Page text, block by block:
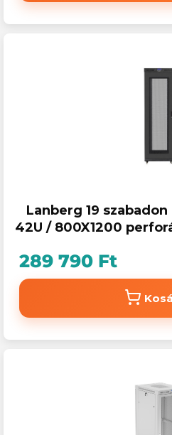
Lanberg 19
42U / 800X1200
289 790 Ft